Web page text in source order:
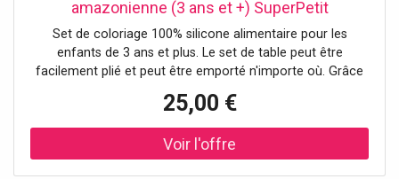
amazonienne (3 ans et +) SuperPetit
Set de coloriage 100% silicone alimentaire pour les
enfants de 3 ans et plus. Le set de table peut être
facilement plié et peut être emporté n'importe où. Grâce
enfants peuvent colorier à l'infini. - Lot de feutres inclus -
Dimensions du set de table : 40 x 30 cm - Non poreux et
antibactérien - Entretien : rincer avec un chiffon et de
l'eau propre - Normes : ASTM / EN71-1/EN71-2/EN71-3 -
25,00 €